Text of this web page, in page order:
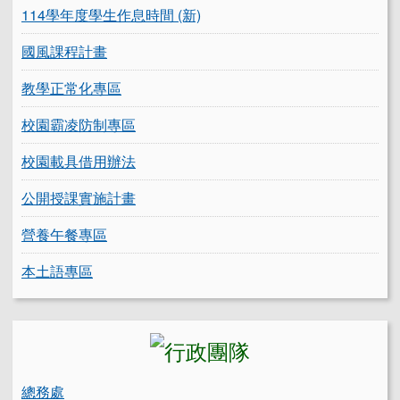
114學年度學生作息時間 (新)
國風課程計畫
教學正常化專區
校園霸凌防制專區
校園載具借用辦法
公開授課實施計畫
營養午餐專區
本土語專區
總務處